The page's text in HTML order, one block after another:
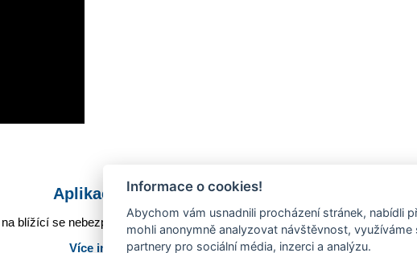
Aplikace Mobilní rozhlas
blížící se nebezpečí, odstávky, poruchy a výpadky energií, ankety,
Více informací o aplikaci
Informace o cookies!
Abychom vám usnadnili procházení stránek, nabídli
mohli anonymně analyzovat návštěvnost,
partnery pro sociální média, inzerci a analýzu.